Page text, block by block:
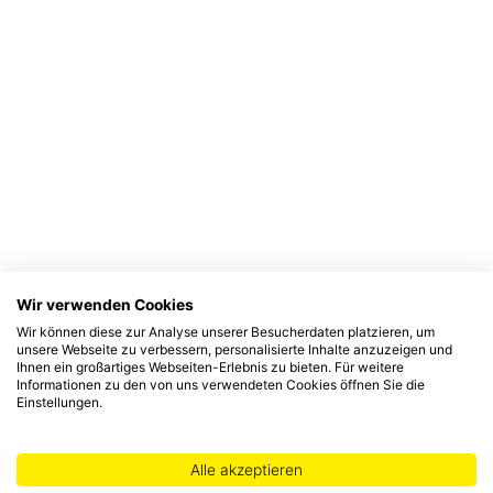
Wir verwenden Cookies
Wir können diese zur Analyse unserer Besucherdaten platzieren, um
unsere Webseite zu verbessern, personalisierte Inhalte anzuzeigen und
Ihnen ein großartiges Webseiten-Erlebnis zu bieten. Für weitere
Informationen zu den von uns verwendeten Cookies öffnen Sie die
Einstellungen.
Alle akzeptieren